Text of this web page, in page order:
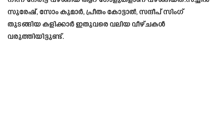
സുരേഷ്, സോം കുമാർ, പ്രീതം കോട്ടാൽ, സന്ദീപ് സിംഗ്
തുടങ്ങിയ കളിക്കാർ ഇതുവരെ വലിയ വീഴ്ചകൾ
വരുത്തിയിട്ടുണ്ട്.